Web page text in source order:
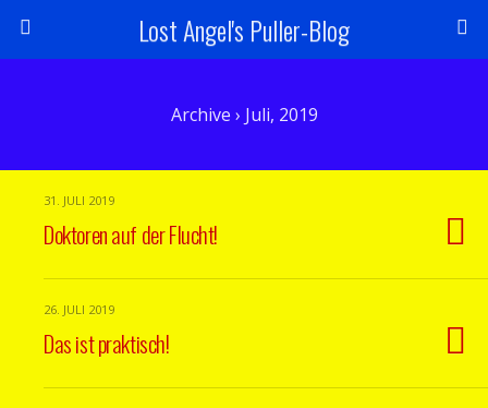
Lost Angel's Puller-Blog
Archive › Juli, 2019
31. JULI 2019
Doktoren auf der Flucht!
26. JULI 2019
Das ist praktisch!